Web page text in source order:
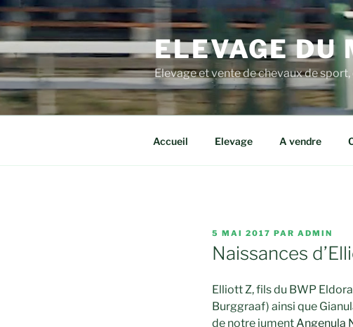
Aller
au
contenu
principal
ELEVAGE DU
Elevage et vente de chevaux de sport,
Accueil Elevage A vendre
PUBLIÉ
LE
5 MAI 2017 PAR ADMIN
Naissances
Elliott Z, fils du BWP
Burggraaf) ainsi que
de notre jumentAngenula